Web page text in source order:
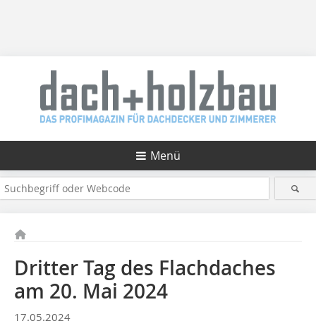
Menü
Dritter Tag des Flachdaches
am 20. Mai 2024
17.05.2024